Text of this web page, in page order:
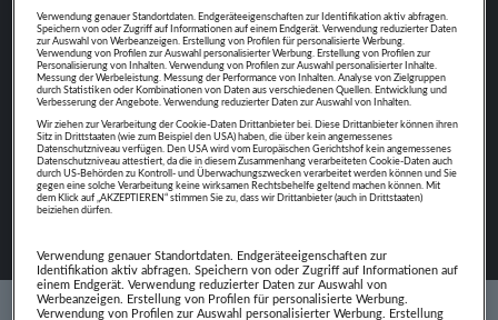
JOHANNES MOSER
Verwendung genauer Standortdaten. Endgeräteeigenschaften zur Identifikation aktiv abfragen.
Speichern von oder Zugriff auf Informationen auf einem Endgerät. Verwendung reduzierter Daten
zur Auswahl von Werbeanzeigen. Erstellung von Profilen für personalisierte Werbung.
Verwendung von Profilen zur Auswahl personalisierter Werbung. Erstellung von Profilen zur
Personalisierung von Inhalten. Verwendung von Profilen zur Auswahl personalisierter Inhalte.
Messung der Werbeleistung. Messung der Performance von Inhalten. Analyse von Zielgruppen
durch Statistiken oder Kombinationen von Daten aus verschiedenen Quellen. Entwicklung und
Verbesserung der Angebote. Verwendung reduzierter Daten zur Auswahl von Inhalten.
Wir ziehen zur Verarbeitung der Cookie-Daten Drittanbieter bei. Diese Drittanbieter können ihren
Sitz in Drittstaaten (wie zum Beispiel den USA) haben, die über kein angemessenes
Datenschutzniveau verfügen. Den USA wird vom Europäischen Gerichtshof kein angemessenes
Datenschutzniveau attestiert, da die in diesem Zusammenhang verarbeiteten Cookie-Daten auch
durch US-Behörden zu Kontroll- und Überwachungszwecken verarbeitet werden können und Sie
gegen eine solche Verarbeitung keine wirksamen Rechtsbehelfe geltend machen können. Mit
dem Klick auf „AKZEPTIEREN“ stimmen Sie zu, dass wir Drittanbieter (auch in Drittstaaten)
beiziehen dürfen.
Verwendung genauer Standortdaten. Endgeräteeigenschaften zur
Identifikation aktiv abfragen. Speichern von oder Zugriff auf Informationen auf
einem Endgerät. Verwendung reduzierter Daten zur Auswahl von
Werbeanzeigen. Erstellung von Profilen für personalisierte Werbung.
Verwendung von Profilen zur Auswahl personalisierter Werbung. Erstellung